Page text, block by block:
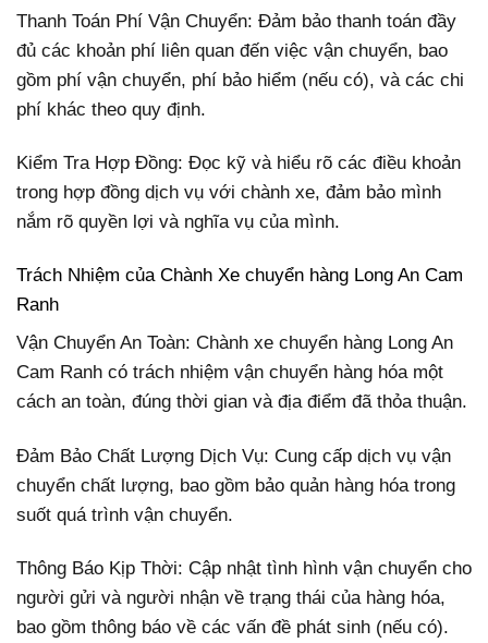
Thanh Toán Phí Vận Chuyển: Đảm bảo thanh toán đầy
đủ các khoản phí liên quan đến việc vận chuyển, bao
gồm phí vận chuyển, phí bảo hiểm (nếu có), và các chi
phí khác theo quy định.
Kiểm Tra Hợp Đồng: Đọc kỹ và hiểu rõ các điều khoản
trong hợp đồng dịch vụ với chành xe, đảm bảo mình
nắm rõ quyền lợi và nghĩa vụ của mình.
Trách Nhiệm của Chành Xe chuyển hàng Long An Cam
Ranh
Vận Chuyển An Toàn: Chành xe chuyển hàng Long An
Cam Ranh có trách nhiệm vận chuyển hàng hóa một
cách an toàn, đúng thời gian và địa điểm đã thỏa thuận.
Đảm Bảo Chất Lượng Dịch Vụ: Cung cấp dịch vụ vận
chuyển chất lượng, bao gồm bảo quản hàng hóa trong
suốt quá trình vận chuyển.
Thông Báo Kịp Thời: Cập nhật tình hình vận chuyển cho
người gửi và người nhận về trạng thái của hàng hóa,
bao gồm thông báo về các vấn đề phát sinh (nếu có).